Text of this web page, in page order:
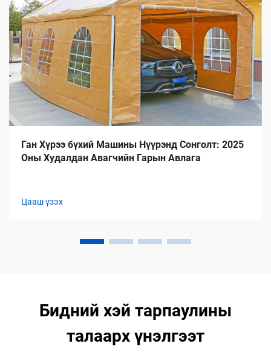
Ган Хүрээ бүхий Машины Нүүрэнд Сонголт: 2025
Оны Худалдан Авагчийн Гарын Авлага
Цааш үзэх
Бидний хэй тарпаулины
талаарх үнэлгээт